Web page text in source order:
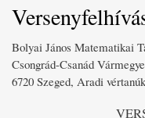
Bolyai János Matematikai
Csongrád-Csanád
6720 Szeged, Aradi